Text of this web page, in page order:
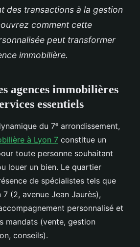
des transactions à la gestion
comment cette
peut transformer
immobilière.
agences immobilières
essentiels
du 7ᵉ arrondissement,
à Lyon 7 constitue un
toute personne souhaitant
louer un bien. Le quartier
de spécialistes tels que
(2, avenue Jean Jaurès),
personnalisé et
mandats (vente, gestion
conseils).